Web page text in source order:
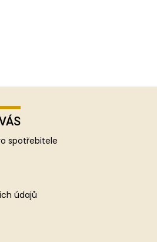
spotřebitele
údajů